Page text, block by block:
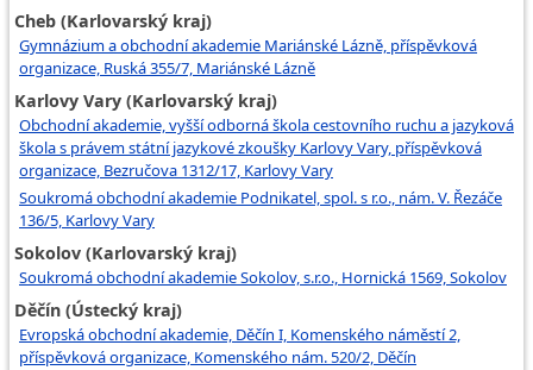
Cheb (Karlovarský kraj)
Gymnázium a obchodní akademie Mariánské Lázně, příspěvková
organizace, Ruská 355/7, Mariánské Lázně
Karlovy Vary (Karlovarský kraj)
Obchodní akademie, vyšší odborná škola cestovního ruchu a jazyková
škola s právem státní jazykové zkoušky Karlovy Vary, příspěvková
organizace, Bezručova 1312/17, Karlovy Vary
Soukromá obchodní akademie Podnikatel, spol. s r.o., nám. V. Řezáče
136/5, Karlovy Vary
Sokolov (Karlovarský kraj)
Soukromá obchodní akademie Sokolov, s.r.o., Hornická 1569, Sokolov
Děčín (Ústecký kraj)
Evropská obchodní akademie, Děčín I, Komenského náměstí 2,
příspěvková organizace, Komenského nám. 520/2, Děčín